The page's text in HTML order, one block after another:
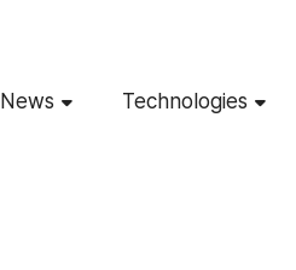
News Technologies